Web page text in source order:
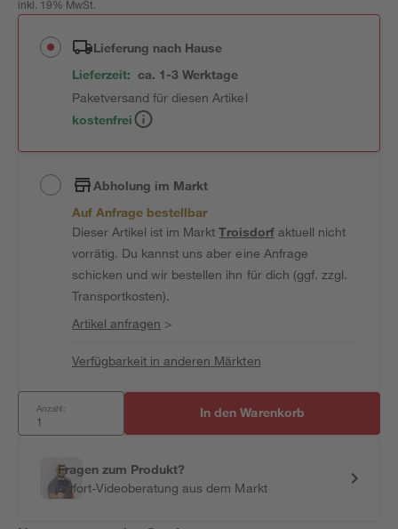
inkl. 19% MwSt.
Lieferung nach Hause
Lieferzeit: ca. 1-3 Werktage
Paketversand für diesen Artikel
kostenfrei
Abholung im Markt
Auf Anfrage bestellbar
Dieser Artikel ist im MarktTroisdorfaktuell nicht
vorrätig. Du kannst uns aber eine Anfrage
schicken und wir bestellen ihn für dich (ggf. zzgl.
Transportkosten).
Artikel anfragen >
Verfügbarkeit in anderen Märkten
Anzahl: In den Warenkorb
Fragen zum Produkt?
Sofort-Videoberatung aus dem Markt